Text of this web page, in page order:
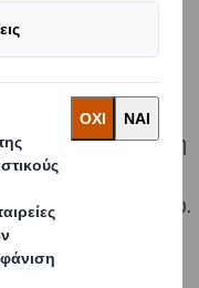
κυκλικής
οι
η συστημική σκέψη
για την επιτάχυνση
να βρει τι
συνθήκες του.